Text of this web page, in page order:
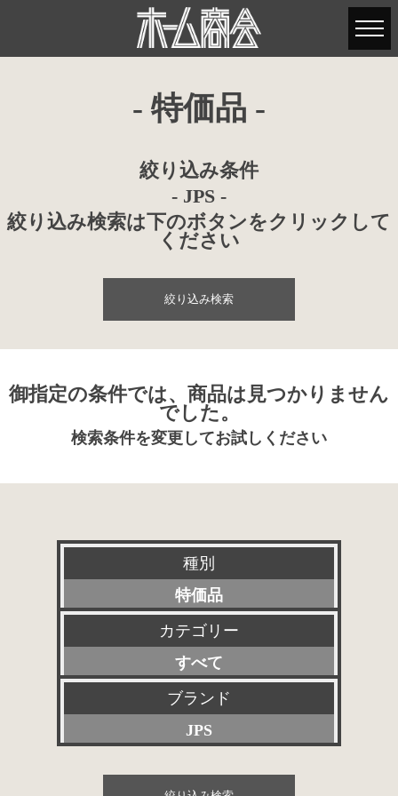
- 特価品 -
絞り込み条件
- JPS -
絞り込み検索は下のボタンをクリックして
ください
絞り込み検索
御指定の条件では、商品は見つかりません
でした。
検索条件を変更してお試しください
種別
特価品
新品
特選アクセサリー
委託販売品
その他委託販売品
カテゴリー
すべて
プリアンプ
パワーアンプ
プリメインアンプ
ブランド
JPS